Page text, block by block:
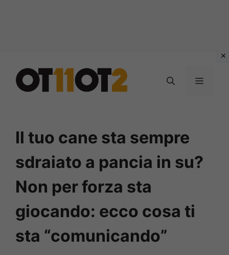
contenuto
MENU
Il tuo cane sta sempre
sdraiato a pancia in su?
Non per forza sta
giocando: ecco cosa ti
sta “comunicando”